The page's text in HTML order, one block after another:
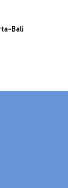
Bali